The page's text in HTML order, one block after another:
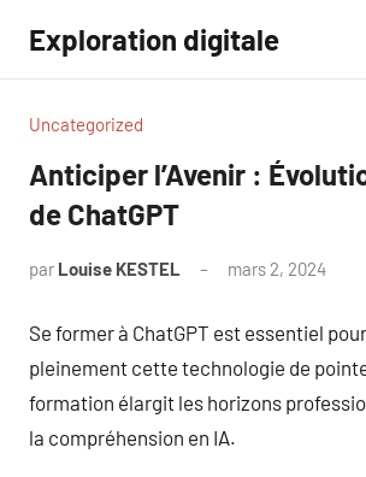
contenu
Exploration digitale
Uncategorized
Anticiper l’Avenir :
de ChatGPT
par Louise KESTEL mars 2, 2024
Se former à ChatGPT est essentiel
pleinement cette technologie de
formation élargit les horizons
la compréhension en IA.